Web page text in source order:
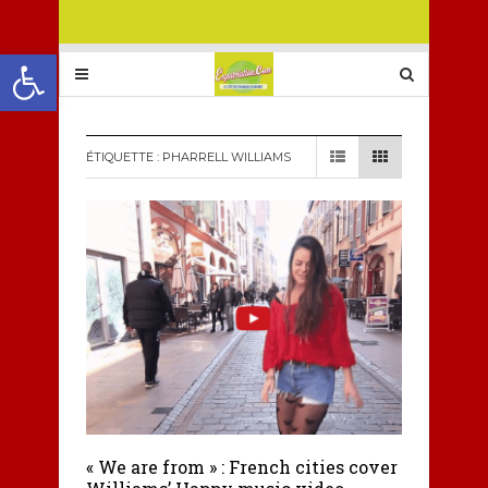
Ouvrir la barre d’outils
ÉTIQUETTE : PHARRELL WILLIAMS
« We are from » : French cities cover